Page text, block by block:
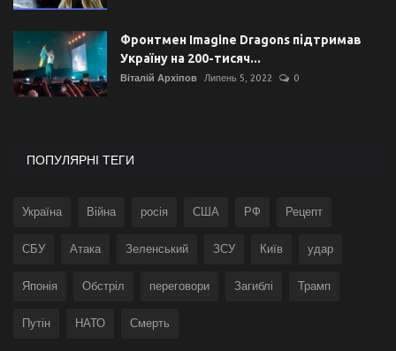
Фронтмен Imagine Dragons підтримав
Україну на 200-тисяч...
Віталій Архіпов Липень 5, 2022 0
ПОПУЛЯРНІ ТЕГИ
Україна Війна росія США РФ Рецепт
СБУ Атака Зеленський ЗСУ Київ удар
Японія Обстріл переговори Загиблі Трамп
Путін НАТО Смерть